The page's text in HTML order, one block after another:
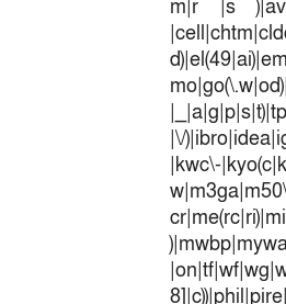
m|r |s
|\/
|kwc\-